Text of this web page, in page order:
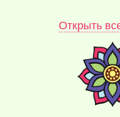
Открыть